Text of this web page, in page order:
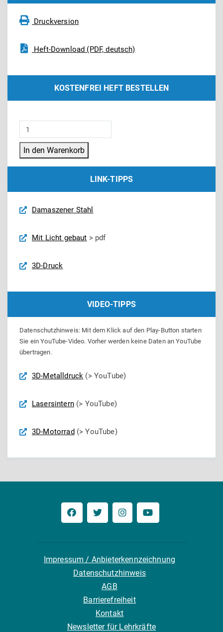
Druckversion
Heft-Download (PDF, deutsch)
KOSTENFREI HEFT BESTELLEN
Techmax
27:
Drucken
in
Dimensionen
Menge
In den Warenkorb
LINK-TIPPS
Damaszener Stahl
Mit Licht gebaut > pdf
3D-Druck
VIDEO-TIPPS
Datenschutzhinweis: Mit dem Klick auf den Play-Button starten
Sie ein YouTube-Video. Vorher werden keine Daten an YouTube
übertragen.
3D-Metalldruck (> YouTube)
Lasersintern(> YouTube)
3D-Motorrad(> YouTube)
Impressum / Anbieterkennzeichnung
Datenschutzhinweis
AGB
Barrierefreiheit
Kontakt
Newsletter für Lehrkräfte